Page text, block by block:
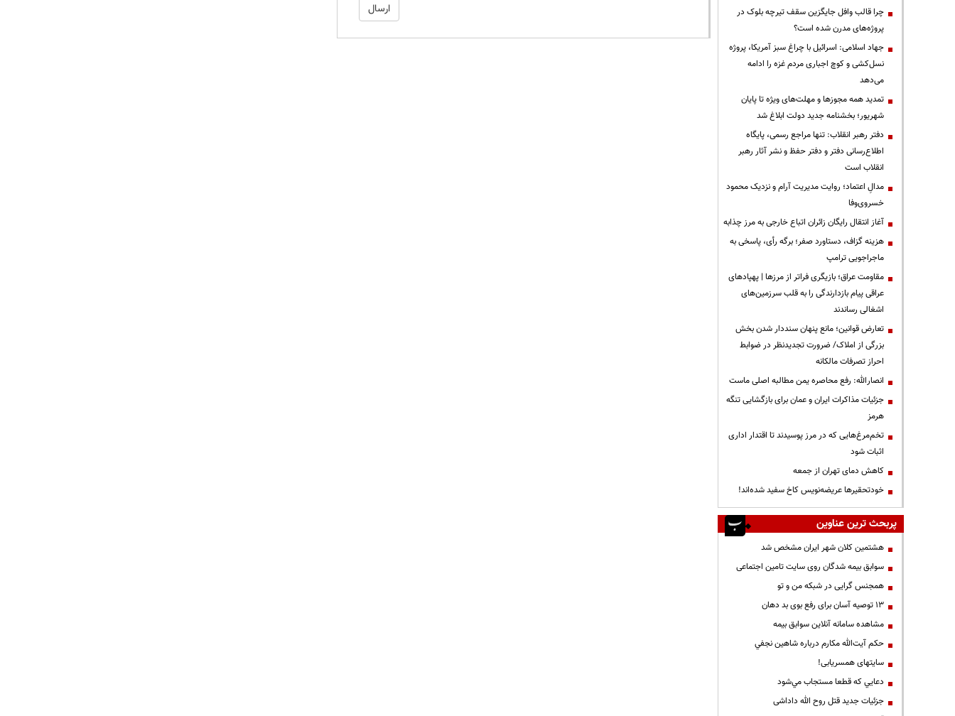
چرا قالب وافل جایگزین سقف تیرچه بلوک در
پروژه‌های مدرن شده است؟
جهاد اسلامی: اسرائیل با چراغ سبز آمریکا، پروژه
نسل‌کشی و کوچ اجباری مردم غزه را ادامه
می‌دهد
تمدید همه مجوزها و مهلت‌های ویژه تا پایان
شهریور؛ بخشنامه جدید دولت ابلاغ شد
دفتر رهبر انقلاب: تنها مراجع رسمی، پایگاه
اطلاع‌رسانی دفتر و دفتر حفظ و نشر آثار رهبر
انقلاب است
مدالِ اعتماد؛ روایت مدیریت آرام و نزدیک محمود
خسروی‌وفا
آغاز انتقال رایگان زائران اتباع خارجی به مرز چذابه
هزینه گزاف، دستاورد صفر؛ برگه رأی، پاسخی به
ماجراجویی ترامپ
مقاومت عراق؛ بازیگری فراتر از مرزها | پهپادهای
عراقی پیام بازدارندگی را به قلب سرزمین‌های
اشغالی رساندند
تعارض قوانین؛ مانع پنهان سنددار شدن بخش
بزرگی از املاک/ ضرورت تجدیدنظر در ضوابط
احراز تصرفات مالکانه
انصارالله: رفع محاصره یمن مطالبه اصلی ماست
جزئیات مذاکرات ایران و عمان برای بازگشایی تنگه
هرمز
تخم‌مرغ‌هایی که در مرز پوسیدند تا اقتدار اداری
اثبات شود
کاهش دمای تهران از جمعه
خودتحقیرها عریضه‌نویس کاخ سفید شده‌اند!
پربحث ترین عناوین
هشتمین کلان شهر ایران مشخص شد
سوابق بیمه شدگان روی سایت تامین اجتماعی
همجنس گرایی در شبکه من و تو
13 توصیه آسان برای رفع بوی بد دهان
مشاهده سامانه آنلاين سوابق بیمه
حكم آيت‌الله مكارم درباره شاهين نجفي
سایتهای همسریابی!
دعايي كه قطعا مستجاب مي‌شود
جزئیات جدید قتل روح الله داداشی